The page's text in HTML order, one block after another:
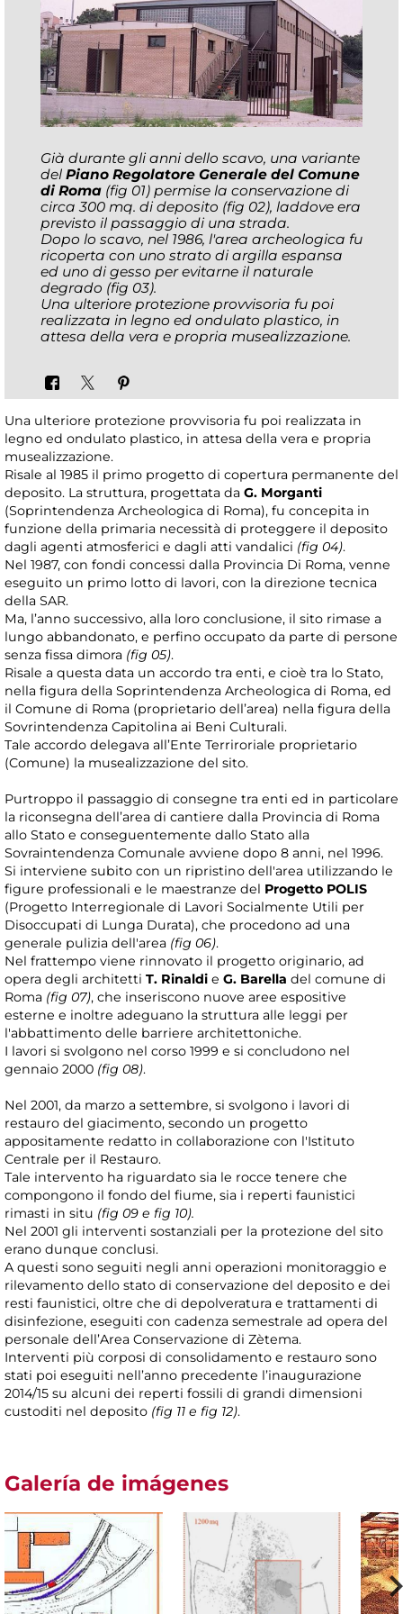
Già durante gli anni dello scavo, una variante
del Piano Regolatore Generale del Comune
di Roma (fig 01) permise la conservazione di
circa 300 mq. di deposito (fig 02), laddove era
previsto il passaggio di una strada.
Dopo lo scavo, nel 1986, l'area archeologica fu
ricoperta con uno strato di argilla espansa
ed uno di gesso per evitarne il naturale
degrado (fig 03).
Una ulteriore protezione provvisoria fu poi
realizzata in legno ed ondulato plastico, in
attesa della vera e propria musealizzazione.
Una ulteriore protezione provvisoria fu poi realizzata in
legno ed ondulato plastico, in attesa della vera e propria
musealizzazione.
Risale al 1985 il primo progetto di copertura permanente del
deposito. La struttura, progettata da G. Morganti
(Soprintendenza Archeologica di Roma), fu concepita in
funzione della primaria necessità di proteggere il deposito
dagli agenti atmosferici e dagli atti vandalici (fig 04).
Nel 1987, con fondi concessi dalla Provincia Di Roma, venne
eseguito un primo lotto di lavori, con la direzione tecnica
della SAR.
Ma, l’anno successivo, alla loro conclusione, il sito rimase a
lungo abbandonato, e perfino occupato da parte di persone
senza fissa dimora (fig 05).
Risale a questa data un accordo tra enti, e cioè tra lo Stato,
nella figura della Soprintendenza Archeologica di Roma, ed
il Comune di Roma (proprietario dell’area) nella figura della
Sovrintendenza Capitolina ai Beni Culturali.
Tale accordo delegava all’Ente Terriroriale proprietario
(Comune) la musealizzazione del sito.
Purtroppo il passaggio di consegne tra enti ed in particolare
la riconsegna dell’area di cantiere dalla Provincia di Roma
allo Stato e conseguentemente dallo Stato alla
Sovraintendenza Comunale avviene dopo 8 anni, nel 1996.
Si interviene subito con un ripristino dell'area utilizzando le
figure professionali e le maestranze del Progetto POLIS
(Progetto Interregionale di Lavori Socialmente Utili per
Disoccupati di Lunga Durata), che procedono ad una
generale pulizia dell'area (fig 06).
Nel frattempo viene rinnovato il progetto originario, ad
opera degli architetti T. Rinaldi e G. Barella del comune di
Roma (fig 07), che inseriscono nuove aree espositive
esterne e inoltre adeguano la struttura alle leggi per
l'abbattimento delle barriere architettoniche.
I lavori si svolgono nel corso 1999 e si concludono nel
gennaio 2000 (fig 08).
Nel 2001, da marzo a settembre, si svolgono i lavori di
restauro del giacimento, secondo un progetto
appositamente redatto in collaborazione con l'Istituto
Centrale per il Restauro.
Tale intervento ha riguardato sia le rocce tenere che
compongono il fondo del fiume, sia i reperti faunistici
rimasti in situ (fig 09 e fig 10).
Nel 2001 gli interventi sostanziali per la protezione del sito
erano dunque conclusi.
A questi sono seguiti negli anni operazioni monitoraggio e
rilevamento dello stato di conservazione del deposito e dei
resti faunistici, oltre che di depolveratura e trattamenti di
disinfezione, eseguiti con cadenza semestrale ad opera del
personale dell’Area Conservazione di Zètema.
Interventi più corposi di consolidamento e restauro sono
stati poi eseguiti nell’anno precedente l’inaugurazione
2014/15 su alcuni dei reperti fossili di grandi dimensioni
custoditi nel deposito (fig 11 e fig 12).
Galería de imágenes